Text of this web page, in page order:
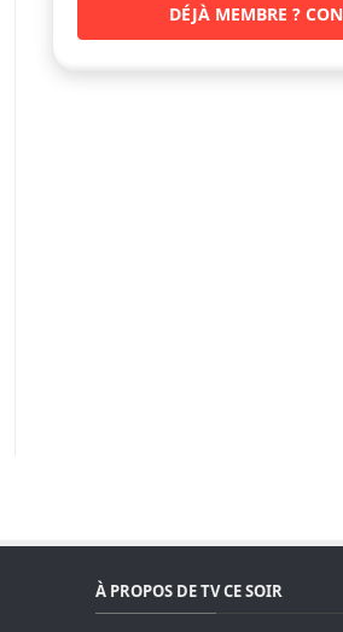
DÉJÀ MEMBRE ?
À PROPOS DE TV CE SOIR